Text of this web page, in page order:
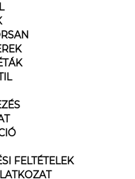
FELTÉTELEK